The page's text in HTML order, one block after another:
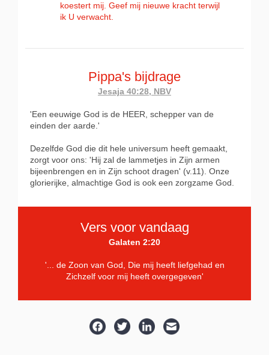
koestert mij. Geef mij nieuwe kracht terwijl
ik U verwacht.
Pippa's bijdrage
Jesaja 40:28, NBV
'Een eeuwige God is de HEER, schepper van de
einden der aarde.'
Dezelfde God die dit hele universum heeft gemaakt,
zorgt voor ons: 'Hij zal de lammetjes in Zijn armen
bijeenbrengen en in Zijn schoot dragen' (v.11). Onze
glorierijke, almachtige God is ook een zorgzame God.
Vers voor vandaag
Galaten 2:20
'.
de Zoon van God, Die mij heeft liefgehad en
Zichzelf voor mij heeft overgegeven'